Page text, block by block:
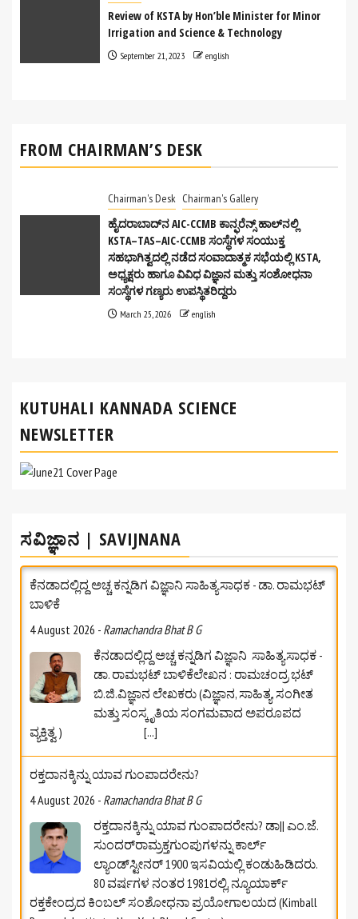
Review of KSTA by Hon’ble Minister for Minor
Irrigation and Science & Technology
September 21, 2023 english
‍FROM CHAIRMAN’S DESK
Chairman's Desk Chairman's Gallery
ಹೈದರಾಬಾದ್‌ನ AIC-CCMB ಕಾನ್ಫರೆನ್ಸ್ ಹಾಲ್‌ನಲ್ಲಿ
KSTA–TAS–AIC-CCMB ಸಂಸ್ಥೆಗಳ ಸಂಯುಕ್ತ
ಸಹಭಾಗಿತ್ವದಲ್ಲಿ ನಡೆದ ಸಂವಾದಾತ್ಮಕ ಸಭೆಯಲ್ಲಿ KSTA,
ಅಧ್ಯಕ್ಷರು ಹಾಗೂ ವಿವಿಧ ವಿಜ್ಞಾನ ಮತ್ತು ಸಂಶೋಧನಾ
ಸಂಸ್ಥೆಗಳ ಗಣ್ಯರು ಉಪಸ್ಥಿತರಿದ್ದರು
March 25, 2026 english
KUTUHALI KANNADA SCIENCE
NEWSLETTER
ಸವಿಜ್ಞಾನ | SAVIJNANA
ಕೆನಡಾದಲ್ಲಿದ್ದ ಅಚ್ಚ ಕನ್ನಡಿಗ ವಿಜ್ಞಾನಿ ಸಾಹಿತ್ಯಸಾಧಕ - ಡಾ. ರಾಮಭಟ್‌
ಬಾಳಿಕೆ
4 August 2026 - Ramachandra Bhat B G
ಕೆನಡಾದಲ್ಲಿದ್ದ ಅಚ್ಚ ಕನ್ನಡಿಗ ವಿಜ್ಞಾನಿ ಸಾಹಿತ್ಯಸಾಧಕ -
ಡಾ. ರಾಮಭಟ್‌ ಬಾಳಿಕೆಲೇಖನ : ರಾಮಚಂದ್ರ ಭಟ್
ಬಿ.ಜಿ.ವಿಜ್ಞಾನ ಲೇಖಕರು (ವಿಜ್ಞಾನ, ಸಾಹಿತ್ಯ, ಸಂಗೀತ
ಮತ್ತು ಸಂಸ್ಕೃತಿಯ ಸಂಗಮವಾದ ಅಪರೂಪದ
ವ್ಯಕ್ತಿತ್ವ ) [...]
ರಕ್ತದಾನಕ್ಕಿನ್ನು ಯಾವ ಗುಂಪಾದರೇನು?
4 August 2026 - Ramachandra Bhat B G
ರಕ್ತದಾನಕ್ಕಿನ್ನು ಯಾವ ಗುಂಪಾದರೇನು? ಡಾ|| ಎಂ.ಜೆ.
ಸುಂದರ್‌ರಾಮ್ರಕ್ತಗುಂಪುಗಳನ್ನು ಕಾರ್ಲ್
ಲ್ಯಾಂಡ್‌ಸ್ಟೀನರ್ 1900 ಇಸವಿಯಲ್ಲಿ ಕಂಡುಹಿಡಿದರು.
80 ವರ್ಷಗಳ ನಂತರ 1981ರಲ್ಲಿ, ನ್ಯೂಯಾರ್ಕ್
ರಕ್ತಕೇಂದ್ರದ ಕಿಂಬಲ್ ಸಂಶೋಧನಾ ಪ್ರಯೋಗಾಲಯದ (Kimball